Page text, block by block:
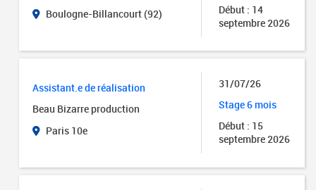
Boulogne-Billancourt (92)
Début : 14
septembre 2026
Assistant.e de réalisation
Beau Bizarre production
Paris 10e
31/07/26
Stage 6 mois
Début : 15
septembre 2026